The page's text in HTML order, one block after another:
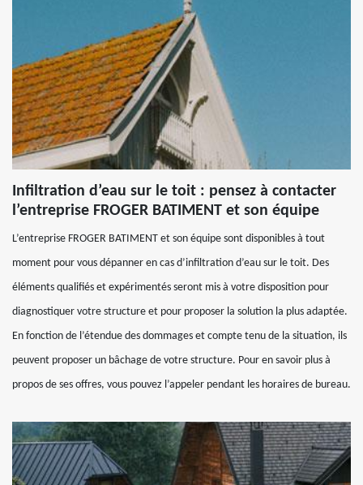
Infiltration d’eau sur le toit : pensez à contacter
l’entreprise FROGER BATIMENT et son équipe
L’entreprise FROGER BATIMENT et son équipe sont disponibles à tout
moment pour vous dépanner en cas d’infiltration d’eau sur le toit. Des
éléments qualifiés et expérimentés seront mis à votre disposition pour
diagnostiquer votre structure et pour proposer la solution la plus adaptée.
En fonction de l’étendue des dommages et compte tenu de la situation, ils
peuvent proposer un bâchage de votre structure. Pour en savoir plus à
propos de ses offres, vous pouvez l’appeler pendant les horaires de bureau.